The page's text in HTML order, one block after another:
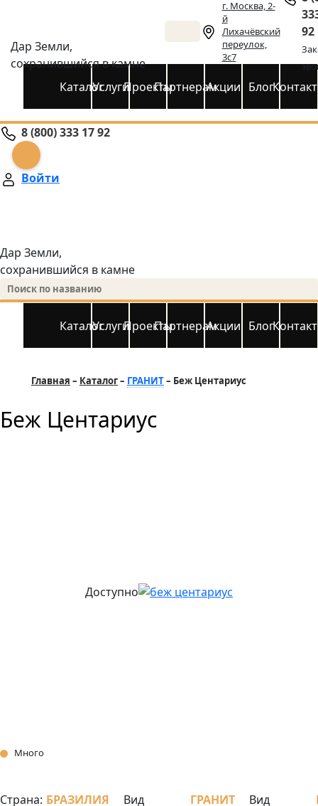
Дар Земли,
сохранившийся в камне
г. Москва, 2-
й
Лихачёвский
переулок,
3с7
92
КаталогУслугиПроектыПартнерамАкции Блог
8 (800) 333 17 92
Войти
Дар Земли,
сохранившийся в камне
КаталогУслугиПроектыПартнерамАкции Блог
Главная Каталог ГРАНИТ Беж Центариус
Беж Центариус
Доступно
Много
Страна: БРАЗИЛИЯ
Вид
ГРАНИТ
Вид